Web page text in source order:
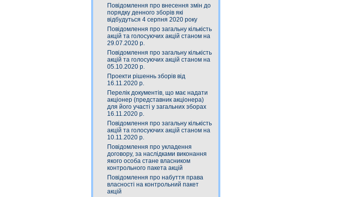
Повідомлення про внесення змін до
порядку денного зборів які
відбудуться 4 серпня 2020 року
Повідомлення про загальну кількість
акцій та голосуючих акцій станом на
29.07.2020 р.
Повідомлення про загальну кількість
акцій та голосуючих акцій станом на
05.10.2020 р.
Проекти рішеннь зборів від
16.11.2020 р.
Перелік документів, що має надати
акціонер (представник акціонера)
для його участі у загальних зборах
16.11.2020 р.
Повідомлення про загальну кількість
акцій та голосуючих акцій станом на
10.11.2020 р.
Повідомлення про укладення
договору, за наслідками виконання
якого особа стане власником
контрольного пакета акцій
Повідомлення про набуття права
власності на контрольний пакет
акцій